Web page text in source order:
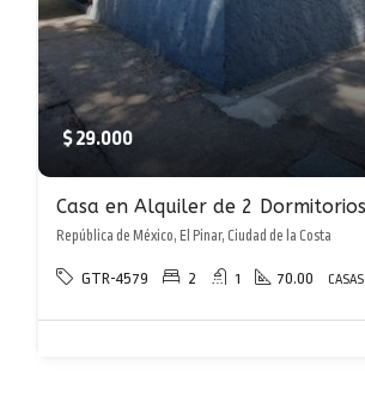
$ 29.000
República de México, El Pinar, Ciudad de la Costa
GTR-4579 2 1 70.00 CASAS